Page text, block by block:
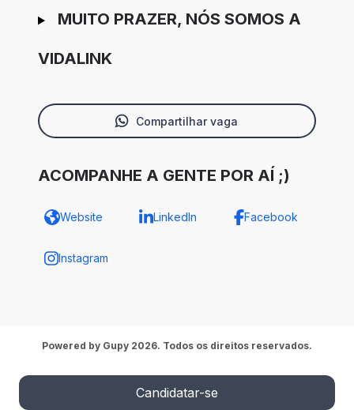
MUITO PRAZER, NÓS SOMOS A
VIDALINK
Compartilhar vaga
ACOMPANHE A GENTE POR AÍ ;)
Website LinkedIn Facebook
Instagram
Candidatar-se
Powered by Gupy 2026. Todos os direitos reservados.